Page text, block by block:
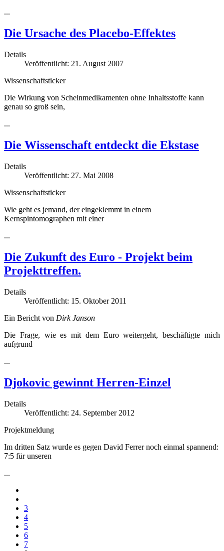
...
Die Ursache des Placebo-Effektes
Details
Veröffentlicht: 21. August 2007
Wissenschaftsticker
Die Wirkung von Scheinmedikamenten ohne Inhaltsstoffe kann
genau so groß sein,
...
Die Wissenschaft entdeckt die Ekstase
Details
Veröffentlicht: 27. Mai 2008
Wissenschaftsticker
Wie geht es jemand, der eingeklemmt in einem
Kernspintomographen mit einer
...
Die Zukunft des Euro - Projekt beim
Projekttreffen.
Details
Veröffentlicht: 15. Oktober 2011
Ein Bericht von Dirk Janson
Die Frage, wie es mit dem Euro weitergeht, beschäftigte mich
aufgrund
...
Djokovic gewinnt Herren-Einzel
Details
Veröffentlicht: 24. September 2012
Projektmeldung
Im dritten Satz wurde es gegen David Ferrer noch einmal spannend:
7:5 für unseren
...
3
4
5
6
7